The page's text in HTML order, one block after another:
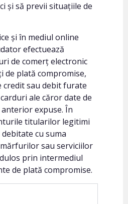
și să previi situațiile de
și în mediul online
efectuează
de comerț electronic
de plată compromise,
credit sau debit furate
ale căror date de
expuse. În
titularilor legitimi
cu suma
sau serviciilor
prin intermediul
de plată compromise.